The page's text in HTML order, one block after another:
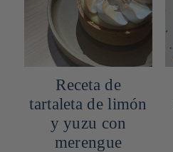
Receta de
tartaleta de limón
y yuzu con
merengue